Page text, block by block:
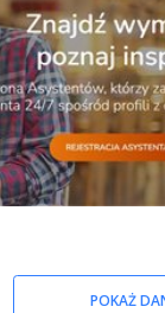
POKAŻ